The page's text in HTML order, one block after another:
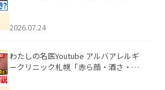
た。
2026.07.24
わたしの名医Youtube アルバアレルギ
ークリニック札幌「赤ら顔・酒さ・ニ